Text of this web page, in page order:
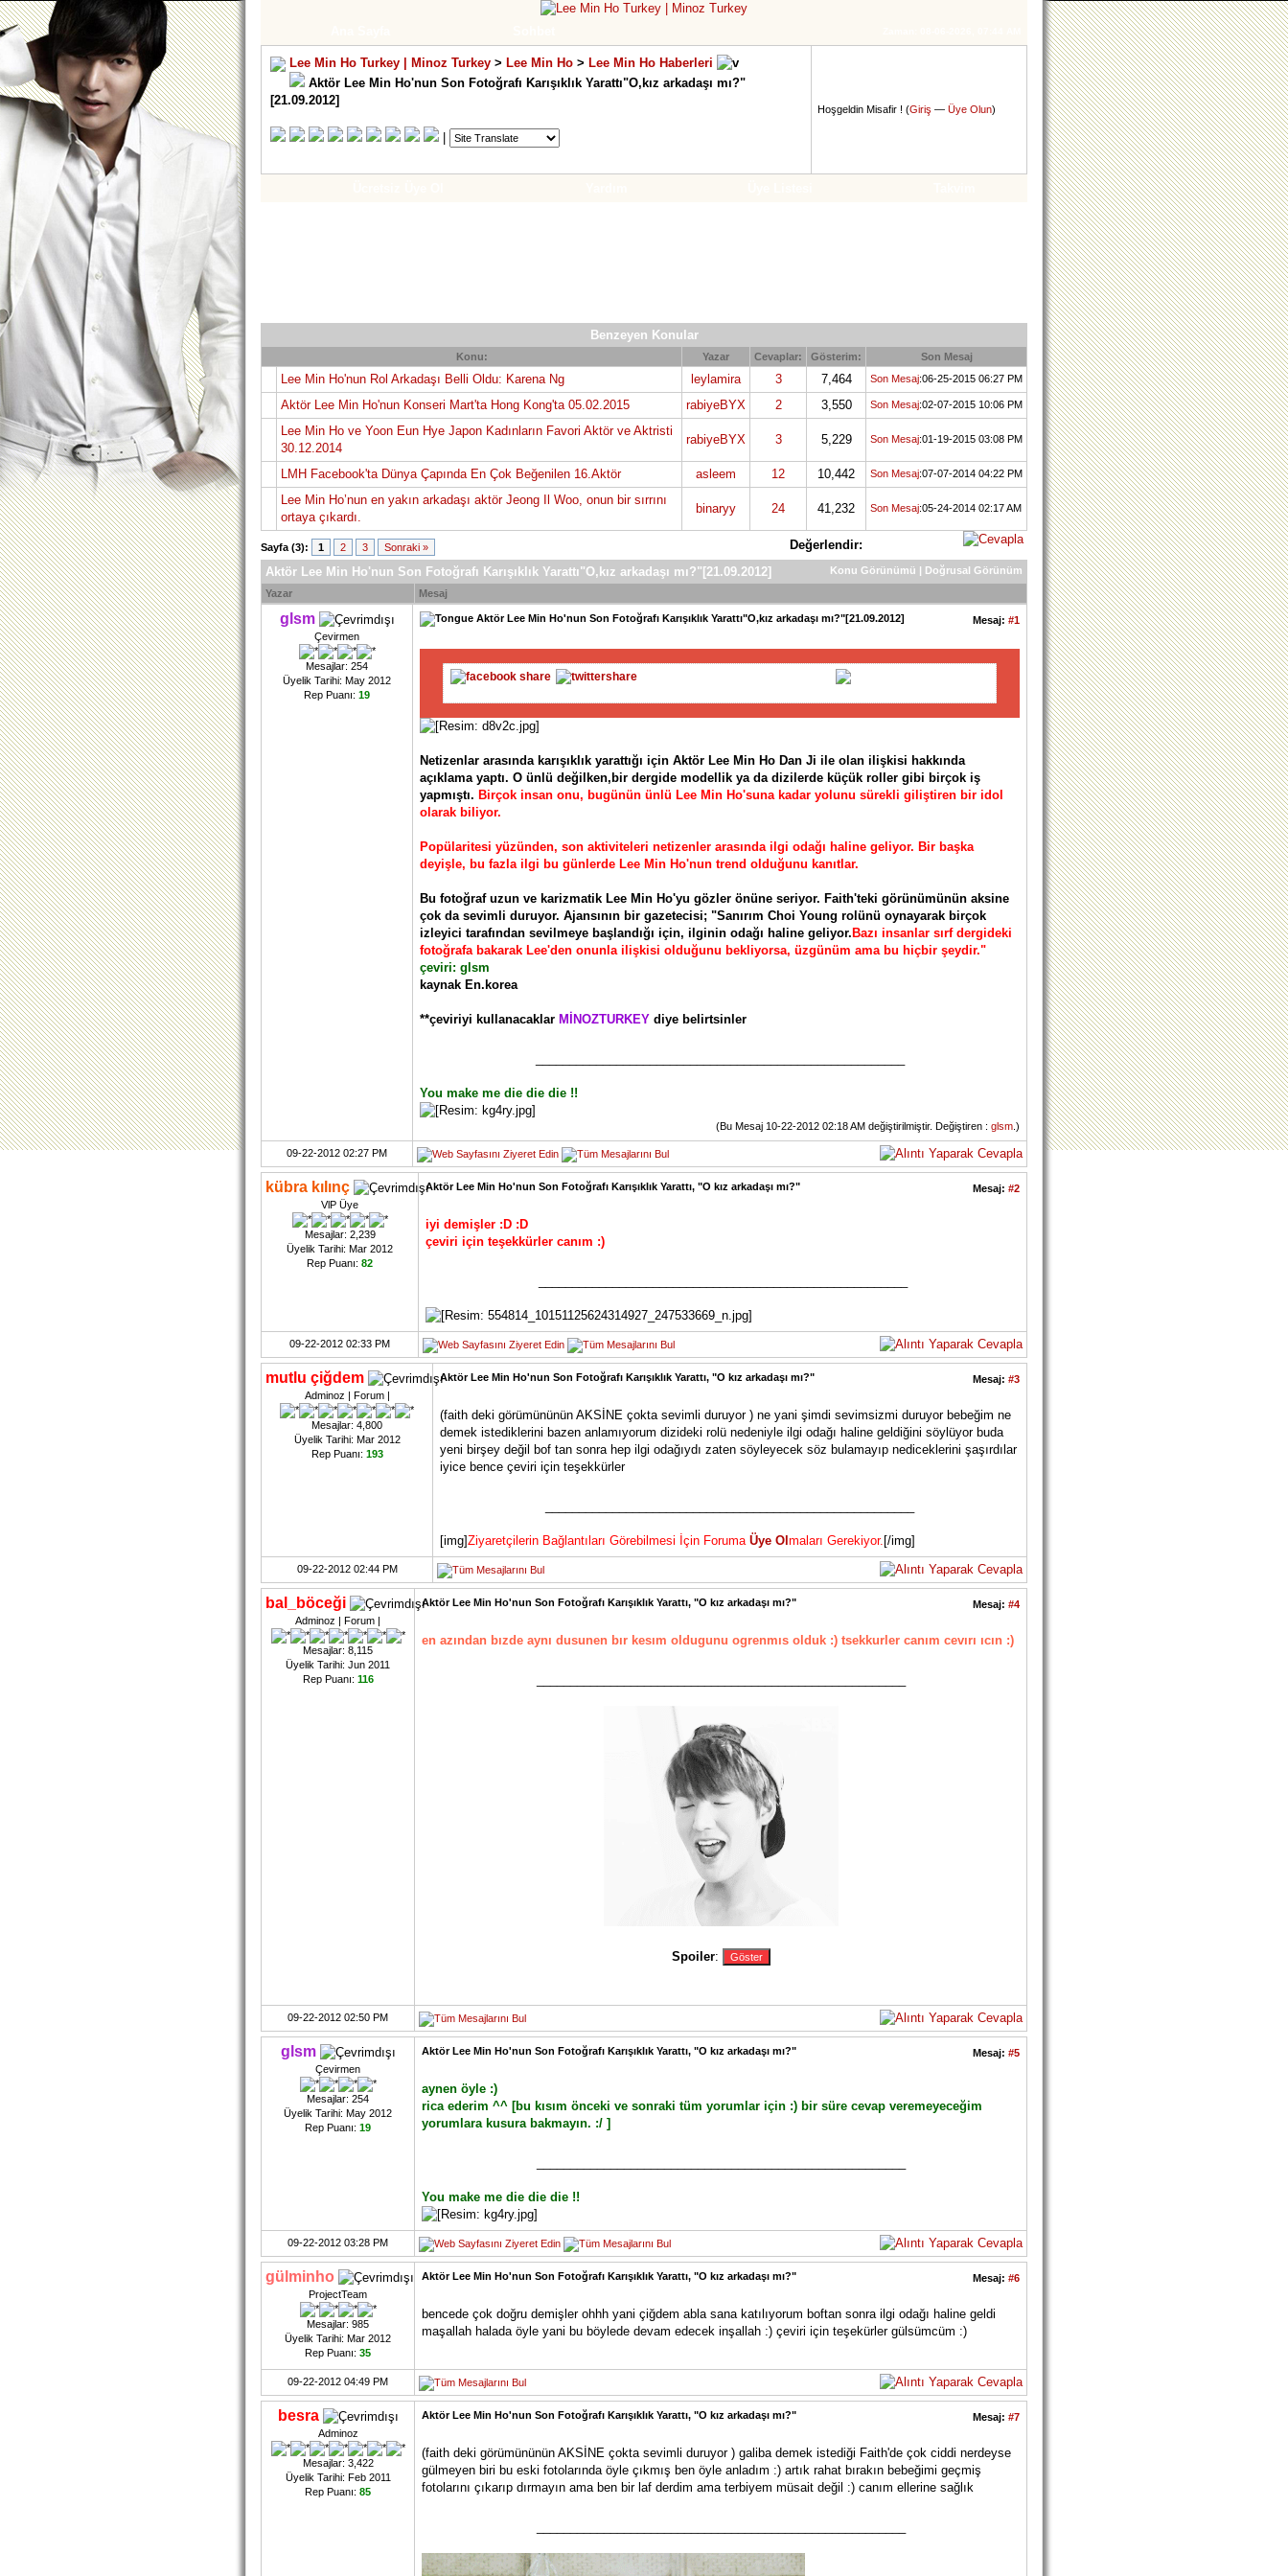
Lee Min Ho Turkey | Minoz Turkey > Lee Min Ho > Lee Min Ho Haberleri
Aktör Lee Min Ho'nun Son Fotoğrafı Karışıklık Yarattı"O,kız arkadaşı mı?"
[21.09.2012]
Hoşgeldin Misafir ! (Giriş — Üye Olun)
Benzeyen Konular
Konu: Yazar Cevaplar: Gösterim: Son Mesaj
Lee Min Ho'nun Rol Arkadaşı Belli Oldu: Karena Ng leylamira 3 7,464 Son Mesaj:06-25-2015 06:27 PM
Aktör Lee Min Ho'nun Konseri Mart'ta Hong Kong'ta 05.02.2015 rabiyeBYX 2 3,550 Son Mesaj:02-07-2015 10:06 PM
Lee Min Ho ve Yoon Eun Hye Japon Kadınların Favori Aktör ve Aktristi
30.12.2014
rabiyeBYX 3 5,229 Son Mesaj:01-19-2015 03:08 PM
LMH Facebook'ta Dünya Çapında En Çok Beğenilen 16.Aktör asleem 12 10,442 Son Mesaj:07-07-2014 04:22 PM
Lee Min Ho’nun en yakın arkadaşı aktör Jeong Il Woo, onun bir sırrını
ortaya çıkardı.
binaryy 24 41,232 Son Mesaj:05-24-2014 02:17 AM
Sayfa (3): 1 2 3 Sonraki » Değerlendir:
Konu Görünümü | Doğrusal Görünüm
Aktör Lee Min Ho'nun Son Fotoğrafı Karışıklık Yarattı"O,kız arkadaşı mı?"[21.09.2012]
Yazar Mesaj
glsm
Çevirmen
Mesajlar: 254
Üyelik Tarihi: May 2012
Rep Puanı: 19
Mesaj: #1
Aktör Lee Min Ho'nun Son Fotoğrafı Karışıklık Yarattı"O,kız arkadaşı mı?"[21.09.2012]
Netizenlar arasında karışıklık yarattığı için Aktör Lee Min Ho Dan Ji ile olan ilişkisi hakkında
açıklama yaptı. O ünlü değilken,bir dergide modellik ya da dizilerde küçük roller gibi birçok iş
yapmıştı. Birçok insan onu, bugünün ünlü Lee Min Ho'suna kadar yolunu sürekli giliştiren bir idol
olarak biliyor.
Popülaritesi yüzünden, son aktiviteleri netizenler arasında ilgi odağı haline geliyor. Bir başka
deyişle, bu fazla ilgi bu günlerde Lee Min Ho'nun trend olduğunu kanıtlar.
Bu fotoğraf uzun ve karizmatik Lee Min Ho'yu gözler önüne seriyor. Faith'teki görünümünün aksine
çok da sevimli duruyor. Ajansının bir gazetecisi; "Sanırım Choi Young rolünü oynayarak birçok
izleyici tarafından sevilmeye başlandığı için, ilginin odağı haline geliyor. Bazı insanlar sırf dergideki
fotoğrafa bakarak Lee'den onunla ilişkisi olduğunu bekliyorsa, üzgünüm ama bu hiçbir şeydir."
çeviri: glsm
kaynak En.korea
**çeviriyi kullanacaklar MİNOZTURKEY diye belirtsinler
You make me die die die !!
(Bu Mesaj 10-22-2012 02:18 AM değiştirilmiştir. Değiştiren : glsm .)
09-22-2012 02:27 PM
kübra kılınç
VlP Üye
Mesajlar: 2,239
Üyelik Tarihi: Mar 2012
Rep Puanı: 82
Mesaj: #2
Aktör Lee Min Ho'nun Son Fotoğrafı Karışıklık Yarattı, "O kız arkadaşı mı?"
iyi demişler :D :D
çeviri için teşekkürler canım :)
09-22-2012 02:33 PM
mutlu çiğdem
Adminoz | Forum |
Mesajlar: 4,800
Üyelik Tarihi: Mar 2012
Rep Puanı: 193
Mesaj: #3
Aktör Lee Min Ho'nun Son Fotoğrafı Karışıklık Yarattı, "O kız arkadaşı mı?"
(faith deki görümününün AKSİNE çokta sevimli duruyor ) ne yani şimdi sevimsizmi duruyor bebeğim ne
demek istediklerini bazen anlamıyorum dizideki rolü nedeniyle ilgi odağı haline geldiğini söylüyor buda
yeni birşey değil bof tan sonra hep ilgi odağıydı zaten söyleyecek söz bulamayıp nediceklerini şaşırdılar
iyice bence çeviri için teşekkürler
[img]Ziyaretçilerin Bağlantıları Görebilmesi İçin Foruma Üye Ol maları Gerekiyor. [/img]
09-22-2012 02:44 PM
bal_böceği
Adminoz | Forum |
Mesajlar: 8,115
Üyelik Tarihi: Jun 2011
Rep Puanı: 116
Mesaj: #4
Aktör Lee Min Ho'nun Son Fotoğrafı Karışıklık Yarattı, "O kız arkadaşı mı?"
en azından bızde aynı dusunen bır kesım oldugunu ogrenmıs olduk :) tsekkurler canım cevırı ıcın :)
Spoiler:
09-22-2012 02:50 PM
glsm
Çevirmen
Mesajlar: 254
Üyelik Tarihi: May 2012
Rep Puanı: 19
Mesaj: #5
Aktör Lee Min Ho'nun Son Fotoğrafı Karışıklık Yarattı, "O kız arkadaşı mı?"
aynen öyle :)
rica ederim ^^ [bu kısım önceki ve sonraki tüm yorumlar için :) bir süre cevap veremeyeceğim
yorumlara kusura bakmayın. :/ ]
You make me die die die !!
09-22-2012 03:28 PM
gülminho
ProjectTeam
Mesajlar: 985
Üyelik Tarihi: Mar 2012
Rep Puanı: 35
Mesaj: #6
Aktör Lee Min Ho'nun Son Fotoğrafı Karışıklık Yarattı, "O kız arkadaşı mı?"
bencede çok doğru demişler ohhh yani çiğdem abla sana katılıyorum boftan sonra ilgi odağı haline geldi
maşallah halada öyle yani bu böylede devam edecek inşallah :) çeviri için teşekürler gülsümcüm :)
09-22-2012 04:49 PM
besra
Adminoz
Mesajlar: 3,422
Üyelik Tarihi: Feb 2011
Rep Puanı: 85
Mesaj: #7
Aktör Lee Min Ho'nun Son Fotoğrafı Karışıklık Yarattı, "O kız arkadaşı mı?"
(faith deki görümününün AKSİNE çokta sevimli duruyor ) galiba demek istediği Faith'de çok ciddi nerdeyse
gülmeyen biri bu eski fotolarında öyle çıkmış ben öyle anladım :) artık rahat bırakın bebeğimi geçmiş
fotolarını çıkarıp dırmayın ama ben bir laf derdim ama terbiyem müsait değil :) canım ellerine sağlık